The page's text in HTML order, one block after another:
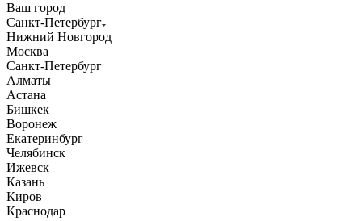
Ваш город
Санкт-Петербург
Нижний Новгород
Москва
Санкт-Петербург
Алматы
Астана
Бишкек
Воронеж
Екатеринбург
Челябинск
Ижевск
Казань
Киров
Краснодар